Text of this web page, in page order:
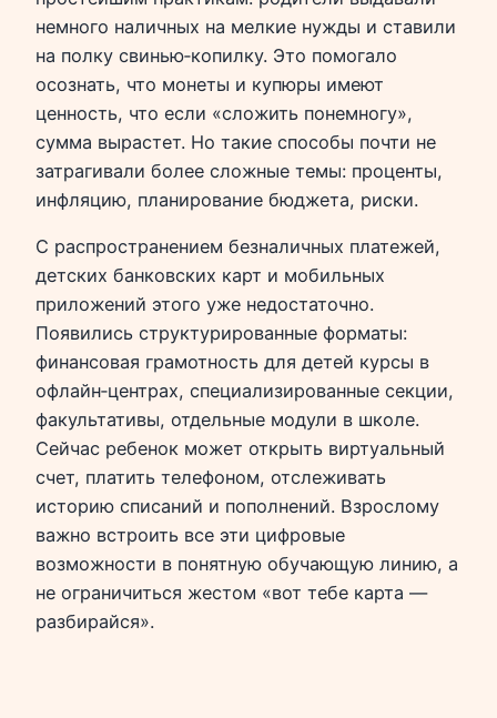
немного наличных на мелкие нужды и ставили
на полку свинью‑копилку. Это помогало
осознать, что монеты и купюры имеют
ценность, что если «сложить понемногу»,
сумма вырастет. Но такие способы почти не
затрагивали более сложные темы: проценты,
инфляцию, планирование бюджета, риски.
С распространением безналичных платежей,
детских банковских карт и мобильных
приложений этого уже недостаточно.
Появились структурированные форматы:
финансовая грамотность для детей курсы в
офлайн‑центрах, специализированные секции,
факультативы, отдельные модули в школе.
Сейчас ребенок может открыть виртуальный
счет, платить телефоном, отслеживать
историю списаний и пополнений. Взрослому
важно встроить все эти цифровые
возможности в понятную обучающую линию, а
не ограничиться жестом «вот тебе карта —
разбирайся».